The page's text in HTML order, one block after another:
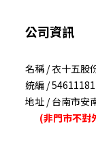
公司資訊
名稱 / 衣十五股
統編 / 54611181
地址 / 台南市安
(非門市不對